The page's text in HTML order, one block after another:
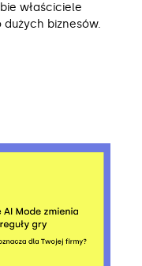
właściciele
biznesów.